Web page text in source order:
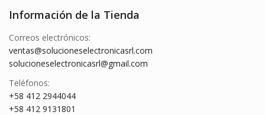
Información de la Tienda
Correos electrónicos:
ventas@solucioneselectronicasrl.com
solucioneselectronicasrl@gmail.com
Teléfonos:
+58 412 2944044
+58 412 9131801